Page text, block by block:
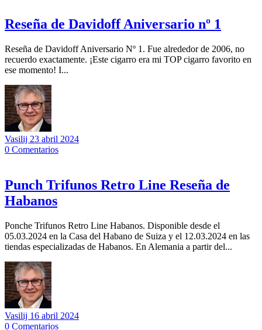
Reseña de Davidoff Aniversario nº 1
Reseña de Davidoff Aniversario Nº 1. Fue alrededor de 2006, no
recuerdo exactamente. ¡Este cigarro era mi TOP cigarro favorito en
ese momento! I...
Vasilij 23 abril 2024
0 Comentarios
Punch Trifunos Retro Line Reseña de
Habanos
Ponche Trifunos Retro Line Habanos. Disponible desde el
05.03.2024 en la Casa del Habano de Suiza y el 12.03.2024 en las
tiendas especializadas de Habanos. En Alemania a partir del...
Vasilij 16 abril 2024
0 Comentarios